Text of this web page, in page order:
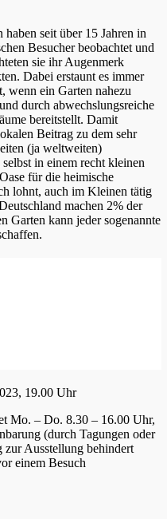
seit über 15 Jahren in
Besucher beobachtet und
sie ihr Augenmerk
Dabei erstaunt es immer
wenn ein Garten nahezu
durch abwechslungsreiche
bereitstellt. Damit
Beitrag zu dem sehr
(ja weltweiten)
in einem recht kleinen
für die heimische
lohnt, auch im Kleinen tätig
machen 2% der
Garten kann jeder sogenannte
19.00 Uhr
Mo. – Do. 8.30 – 16.00 Uhr,
(durch Tagungen oder
zur Ausstellung behindert
einem Besuch